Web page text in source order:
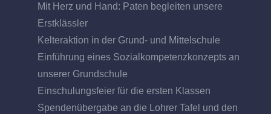
Mit Herz und Hand: Paten begleiten unsere
Erstklässler
Kelteraktion in der Grund- und Mittelschule
Einführung eines Sozialkompetenzkonzepts an
unserer Grundschule
Einschulungsfeier für die ersten Klassen
Spendenübergabe an die Lohrer Tafel und den